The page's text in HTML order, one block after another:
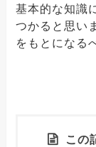
基本的な知識
つかると思い
をもとになる
この